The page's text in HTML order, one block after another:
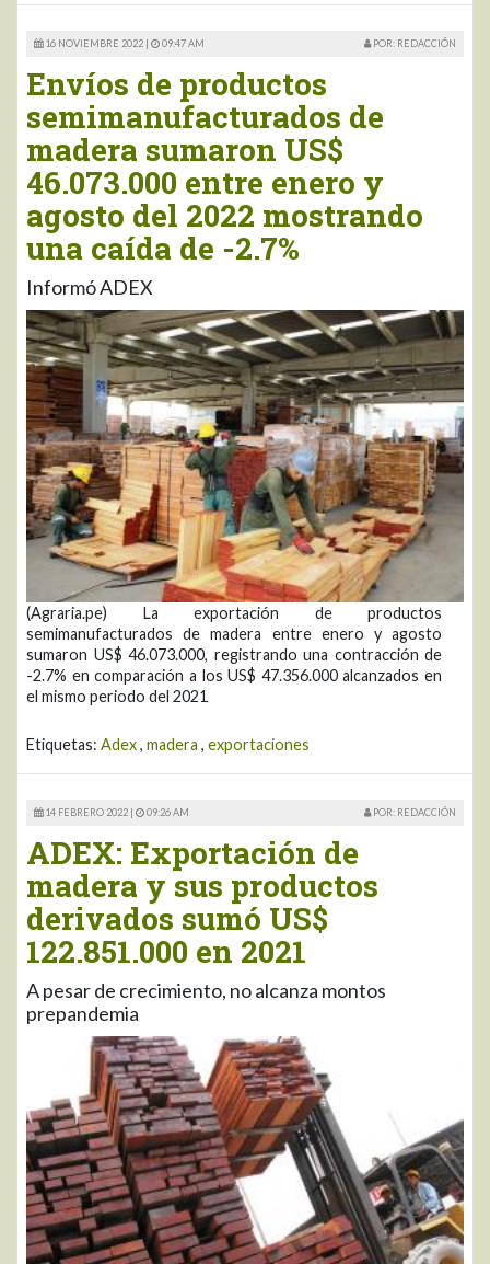
16 NOVIEMBRE 2022 | 09:47 AM POR: REDACCIÓN
Envíos de productos
semimanufacturados de
madera sumaron US$
46.073.000 entre enero y
agosto del 2022 mostrando
una caída de -2.7%
Informó ADEX
(Agraria.pe) La exportación de productos
semimanufacturados de madera entre enero y agosto
sumaron US$ 46.073.000, registrando una contracción de
-2.7% en comparación a los US$ 47.356.000 alcanzados en
el mismo periodo del 2021
Etiquetas: Adex, madera , exportaciones
14 FEBRERO 2022 | 09:26 AM POR: REDACCIÓN
ADEX: Exportación de
madera y sus productos
derivados sumó US$
122.851.000 en 2021
A pesar de crecimiento, no alcanza montos
prepandemia